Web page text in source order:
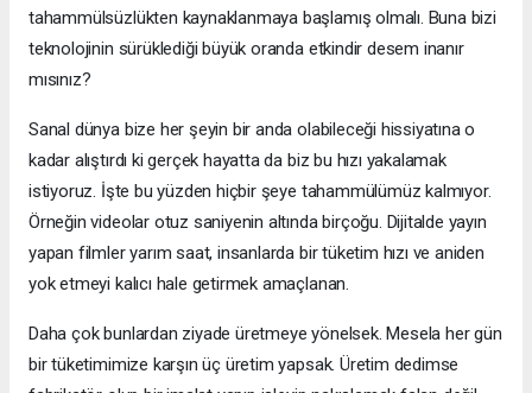
tahammülsüzlükten kaynaklanmaya başlamış olmalı. Buna bizi
teknolojinin sürüklediği büyük oranda etkindir desem inanır
mısınız?
Sanal dünya bize her şeyin bir anda olabileceği hissiyatına o
kadar alıştırdı ki gerçek hayatta da biz bu hızı yakalamak
istiyoruz. İşte bu yüzden hiçbir şeye tahammülümüz kalmıyor.
Örneğin videolar otuz saniyenin altında birçoğu. Dijitalde yayın
yapan filmler yarım saat, insanlarda bir tüketim hızı ve aniden
yok etmeyi kalıcı hale getirmek amaçlanan.
Daha çok bunlardan ziyade üretmeye yönelsek. Mesela her gün
bir tüketimimize karşın üç üretim yapsak. Üretim dedimse